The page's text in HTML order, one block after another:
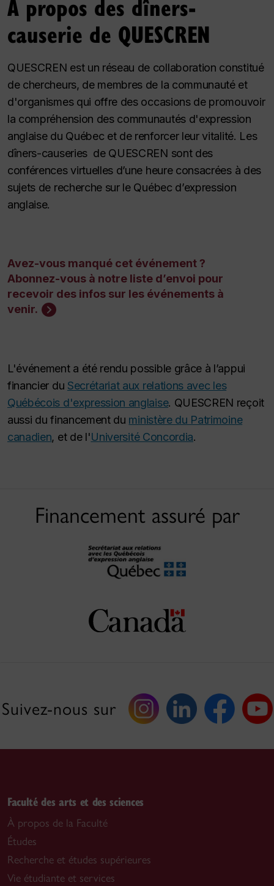
À propos des dîners-
causerie de QUESCREN
QUESCREN est un réseau de collaboration constitué
de chercheurs, de membres de la communauté et
d'organismes qui offre des occasions de promouvoir
la compréhension des communautés d'expression
anglaise du Québec et de renforcer leur vitalité. Les
dîners-causeries de QUESCREN sont des
conférences virtuelles d’une heure consacrées à des
sujets de recherche sur le Québec d’expression
anglaise.
Avez-vous manqué cet événement ?
Abonnez-vous à notre liste d’envoi pour
recevoir des infos sur les événements à
venir.
L'événement a été rendu possible grâce à l’appui
financier du Secrétariat aux relations avec les
Québécois d'expression anglaise. QUESCREN reçoit
aussi du financement du ministère du Patrimoine
canadien, et de l'Université Concordia.
Financement assuré par
Suivez-nous sur
Faculté des arts et des sciences
À propos de la Faculté
Études
Recherche et études supérieures
Vie étudiante et services